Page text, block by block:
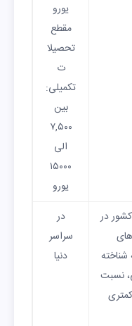
یورو
مقطع
تحصیلا
ت
تکمیلی:
بین
۷,۵۰۰
الی
۱۵۰۰۰
یورو
در
شناخته
نسبت
در
سراسر
دنیا